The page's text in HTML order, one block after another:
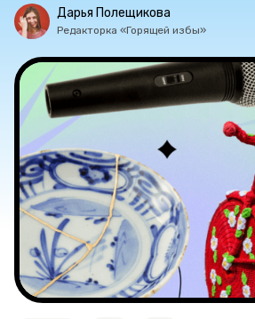
Рубрики
Новости
Лучшее
Тесты
Секспросвет
Великие женщины
Тренды
Дарья Полещикова
Редакторка «Горящей избы»